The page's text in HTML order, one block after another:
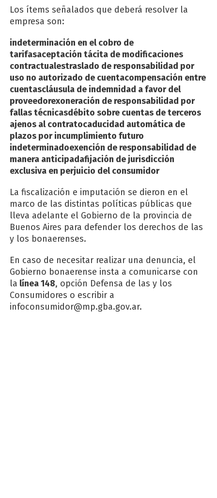
Los ítems señalados que deberá resolver la
empresa son:
indeterminación en el cobro de
tarifasaceptación tácita de modificaciones
contractualestraslado de responsabilidad por
uso no autorizado de cuentacompensación entre
cuentascláusula de indemnidad a favor del
proveedorexoneración de responsabilidad por
fallas técnicasdébito sobre cuentas de terceros
ajenos al contratocaducidad automática de
plazos por incumplimiento futuro
indeterminadoexención de responsabilidad de
manera anticipadafijación de jurisdicción
exclusiva en perjuicio del consumidor
La fiscalización e imputación se dieron en el
marco de las distintas políticas públicas que
lleva adelante el Gobierno de la provincia de
Buenos Aires para defender los derechos de las
y los bonaerenses.
En caso de necesitar realizar una denuncia, el
Gobierno bonaerense insta a comunicarse con
la línea 148, opción Defensa de las y los
Consumidores o escribir a
infoconsumidor@mp.gba.gov.ar.